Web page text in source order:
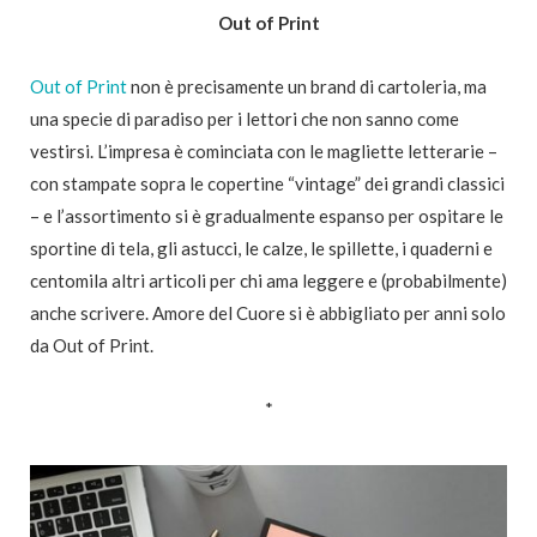
Out of Print
Out of Printnon è precisamente un brand di cartoleria, ma
una specie di paradiso per i lettori che non sanno come
vestirsi. L’impresa è cominciata con le magliette letterarie –
con stampate sopra le copertine “vintage” dei grandi classici
– e l’assortimento si è gradualmente espanso per ospitare le
sportine di tela, gli astucci, le calze, le spillette, i quaderni e
centomila altri articoli per chi ama leggere e (probabilmente)
anche scrivere. Amore del Cuore si è abbigliato per anni solo
da Out of Print.
*